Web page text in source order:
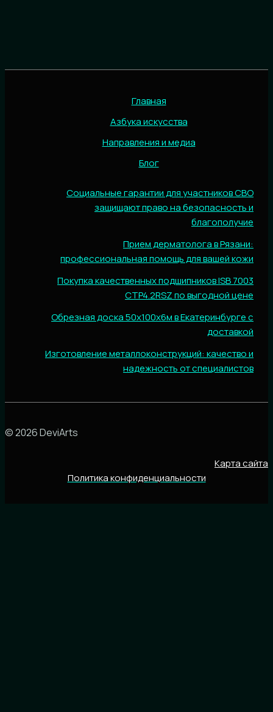
Главная
Азбука искусства
Направления и медиа
Блог
Социальные гарантии для участников СВО
защищают право на безопасность и
благополучие
Прием дерматолога в Рязани:
профессиональная помощь для вашей кожи
Покупка качественных подшипников ISB 7003
CTP4.2RSZ по выгодной цене
Обрезная доска 50х100х6м в Екатеринбурге с
доставкой
Изготовление металлоконструкций: качество и
надежность от специалистов
© 2026 DeviArts
Карта сайта
Политика конфиденциальности